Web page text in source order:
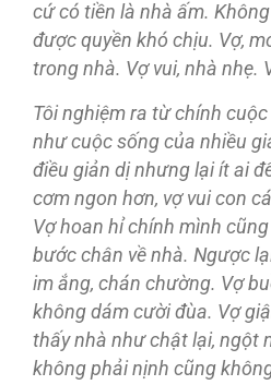
cứ có tiền là nhà ấm.
được quyền khó chịu. Vợ,
trong nhà. Vợ vui, nhà nhẹ.
Tôi nghiệm ra từ chính
như cuộc sống của nhiều
điều giản dị nhưng lại ít ai
cơm ngon hơn, vợ vui con
Vợ hoan hỉ chính mình
bước chân về nhà. Ngược
im ắng, chán chường. Vợ
không dám cười đùa. Vợ
thấy nhà như chật lại, ngột
không phải nịnh cũng